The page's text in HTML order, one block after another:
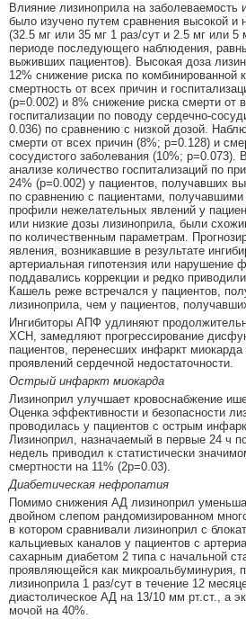
Влияние лизиноприла на заболеваемость
было изучено путем сравнения высокой и
(32.5 мг или 35 мг 1 раз/сут и 2.5 мг или 5
периоде последующего наблюдения,
выживших пациентов). Высокая доза
12% снижение риска по комбинированной
смертность от всех причин и
(р=0.002) и 8% снижение риска смерти от
госпитализации по поводу сердечно-
0.036) по сравнению с низкой дозой.
смерти от всех причин (8%; р=0.128) и
сосудистого заболевания (10%; р=0.073).
анализе количество госпитализаций по
24% (р=0.002) у пациентов, получавших
по сравнению с пациентами,
профили нежелательных явлений у
или низкие дозы лизиноприла, были
по количественным параметрам.
явления, возникавшие в результате
артериальная гипотензия или нарушение
поддавались коррекции и редко
Кашель реже встречался у пациентов,
лизиноприла, чем у пациентов,
Ингибиторы АПФ удлиняют
ХСН, замедляют прогрессирование
пациентов, перенесших инфаркт миокарда
проявлений сердечной недостаточности.
Острый инфаркт миокарда
Лизиноприл улучшает кровоснабжение
Оценка эффективности и безопасности
проводилась у пациентов с острым
Лизиноприл, назначаемый в первые 24 ч
недель приводил к статистически
смертности на 11% (2р=0.03).
Диабетическая нефропатия
Помимо снижения АД лизиноприл
двойном слепом рандомизированном
в котором сравнивали лизиноприл с
кальциевых каналов у пациентов с
сахарным диабетом 2 типа с начальной
проявляющейся как микроальбуминурия,
лизиноприла 1 раз/сут в течение 12
диастолическое АД на 13/10 мм рт.ст., а
мочой на 40%.